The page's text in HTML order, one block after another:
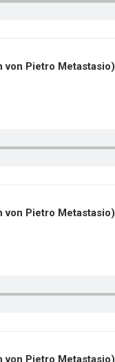
von Pietro Metastasio)
von Pietro Metastasio)
von Pietro Metastasio)